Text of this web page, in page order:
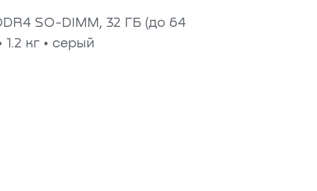
SO-DIMM, 32 ГБ (до 64
1.2 кг • серый